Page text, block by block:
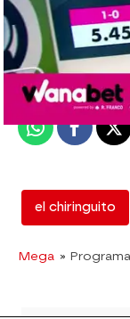
mega
Madrid
Publicado: 08
Whatsapp X
el chiringuito
Mega »